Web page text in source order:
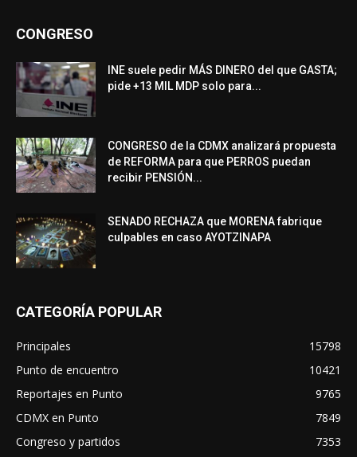
CONGRESO
INE suele pedir MÁS DINERO del que GASTA;
pide +13 MIL MDP solo para...
CONGRESO de la CDMX analizará propuesta
de REFORMA para que PERROS puedan
recibir PENSIÓN...
SENADO RECHAZA que MORENA fabrique
culpables en caso AYOTZINAPA
CATEGORÍA POPULAR
Principales
15798
Punto de encuentro
10421
Reportajes en Punto
9765
CDMX en Punto
7849
Congreso y partidos
7353